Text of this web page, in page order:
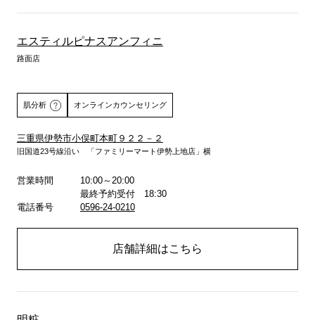
エスティルピナスアンフィニ
路面店
肌分析
詳しくはこちら
オンラインカウンセリング
三重県伊勢市小俣町本町９２２－２
旧国道23号線沿い 「ファミリーマート伊勢上地店」横
営業時間
10:00～20:00
最終予約受付 18:30
電話番号
0596-24-0210
店舗詳細はこちら